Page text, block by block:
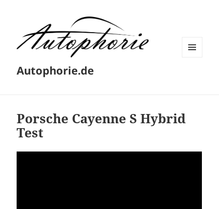
Autophorie.de
Porsche Cayenne S Hybrid
Test